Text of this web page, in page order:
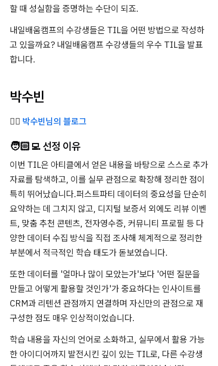
할 때 성실함을 증명하는 수단이 되죠.
내일배움캠프의 수강생들은 TIL을 어떤 방법으로 작성하
고 있을까요? 내일배움캠프 수강생들의 우수 TIL을 발표
합니다.
박수빈
✍🏻 박수빈님의 블로그
🧑🏻‍💻 선정 이유
이번 TIL은 아티클에서 얻은 내용을 바탕으로 스스로 추가
자료를 탐색하고, 이를 실무 관점으로 확장해 정리한 점이
특히 뛰어났습니다.퍼스트파티 데이터의 중요성을 단순히
요약하는 데 그치지 않고, 디지털 보증서 외에도 리뷰 이벤
트, 맞춤 추천 콘텐츠, 전자영수증, 커뮤니티 프로필 등 다
양한 데이터 수집 방식을 직접 조사해 체계적으로 정리한
부분에서 적극적인 학습 태도가 돋보였습니다.
또한 데이터를 '얼마나 많이 모았는가'보다 '어떤 질문을
만들고 어떻게 활용할 것인가'가 중요하다는 인사이트를
CRM과 리텐션 관점까지 연결하며 자신만의 관점으로 재
구성한 점도 매우 인상적이었습니다.
학습 내용을 자신의 언어로 소화하고, 실무에서 활용 가능
한 아이디어까지 발전시킨 깊이 있는 TIL로, 다른 수강생